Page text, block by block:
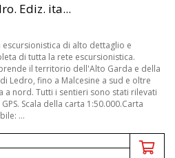
Ediz. ita...
escursionistica di alto dettaglio e
di tutta la rete escursionistica.
il territorio dell'Alto Garda e della
Ledro, fino a Malcesine a sud e oltre
a nord. Tutti i sentieri sono stati rilevati
Scala della carta 1:50.000.Carta
...